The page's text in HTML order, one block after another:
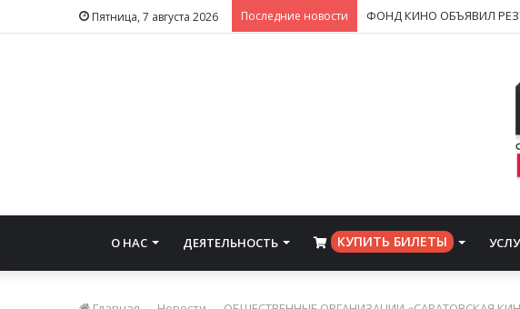
Пятница, 7 августа 2026 Последние новости
О НАС ДЕЯТЕЛЬНОСТЬ ⠀КУПИТЬ БИЛЕТЫ